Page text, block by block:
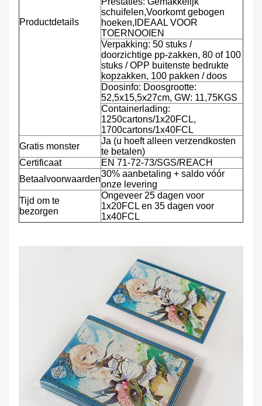
Productdetails
schuifelen,Voorkomt gebogen
hoeken,IDEAAL VOOR
TOERNOOIEN
Verpakking: 50 stuks /
doorzichtige pp-zakken, 80 of 100
stuks / OPP buitenste bedrukte
kopzakken, 100 pakken / doos
Doosinfo: Doosgrootte:
52,5x15,5x27cm, GW: 11,75KGS
Containerlading:
1250cartons/1x20FCL,
1700cartons/1x40FCL
Gratis monster
Ja (u hoeft alleen verzendkosten
te betalen)
Certificaat
EN 71-72-73/SGS/REACH
Betaalvoorwaarden
30% aanbetaling + saldo vóór
onze levering
Tijd om te
bezorgen
Ongeveer 25 dagen voor
1x20FCL en 35 dagen voor
1x40FCL